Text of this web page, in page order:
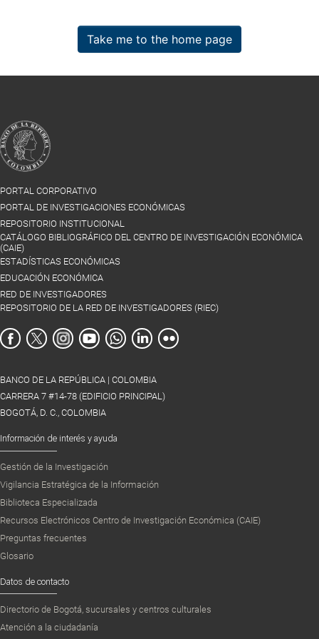
Take me to the home page
PORTAL CORPORATIVO
PORTAL DE INVESTIGACIONES ECONÓMICAS
REPOSITORIO INSTITUCIONAL
CATÁLOGO BIBLIOGRÁFICO DEL CENTRO DE INVESTIGACIÓN ECONÓMICA
(CAIE)
ESTADÍSTICAS ECONÓMICAS
EDUCACIÓN ECONÓMICA
RED DE INVESTIGADORES
REPOSITORIO DE LA RED DE INVESTIGADORES (RIEC)
BANCO DE LA REPÚBLICA | COLOMBIA
CARRERA 7 #14-78 (EDIFICIO PRINCIPAL)
BOGOTÁ, D. C., COLOMBIA
Información de interés y ayuda
Gestión de la Investigación
Vigilancia Estratégica de la Información
Biblioteca Especializada
Recursos Electrónicos Centro de Investigación Económica (CAIE)
Preguntas frecuentes
Glosario
Datos de contacto
Directorio de Bogotá, sucursales y centros culturales
Atención a la ciudadanía